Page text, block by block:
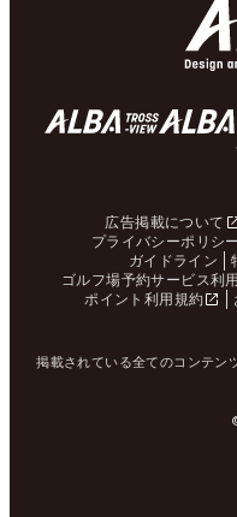
広告掲載について
プライバシーポリシー
ガイドライン
ゴルフ場予約サービス利
ポイント利用規約
掲載されている全てのコンテン